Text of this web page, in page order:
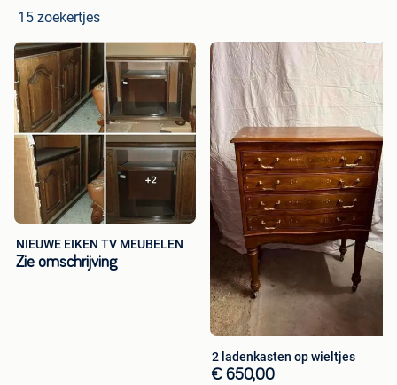
15 zoekertjes
NIEUWE EIKEN TV MEUBELEN
Zie omschrijving
2 ladenkasten op wieltjes
€ 650,00